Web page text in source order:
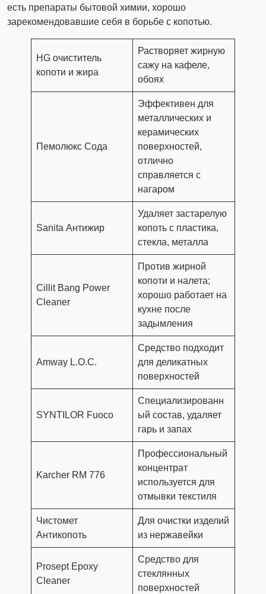
есть препараты бытовой химии, хорошо
зарекомендовавшие себя в борьбе с копотью.
HG очиститель
копоти и жира
Растворяет жирную
сажу на кафеле,
обоях
Пемолюкс Сода
Эффективен для
металлических и
керамических
поверхностей,
отлично
справляется с
нагаром
Sanita Антижир
Удаляет застарелую
копоть с пластика,
стекла, металла
Cillit Bang Power
Cleaner
Против жирной
копоти и налета;
хорошо работает на
кухне после
задымления
Amway L.O.C.
Средство подходит
для деликатных
поверхностей
SYNTILOR Fuoco
Специализированн
ый состав, удаляет
гарь и запах
Karcher RM 776
Профессиональный
концентрат
используется для
отмывки текстиля
Чистомет
Антикопоть
Для очистки изделий
из нержавейки
Prosept Epoxy
Cleaner
Средство для
стеклянных
поверхностей